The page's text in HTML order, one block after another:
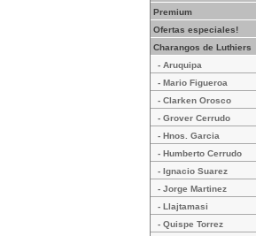
Premium
Ofertas especiales!
Charangos de Luthiers
- Aruquipa
- Mario Figueroa
- Clarken Orosco
- Grover Cerrudo
- Hnos. Garcia
- Humberto Cerrudo
- Ignacio Suarez
- Jorge Martinez
- Llajtamasi
- Quispe Torrez